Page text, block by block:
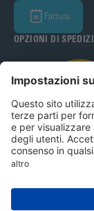
Fattura
OPZIONI DI
Bohle Italia s.r.l